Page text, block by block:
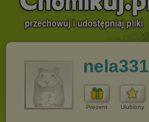
nela331
Prezent Ulubiony